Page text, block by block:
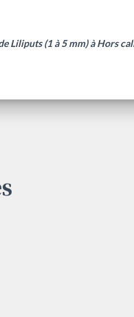
Liliputs (1 à 5 mm) à Hors